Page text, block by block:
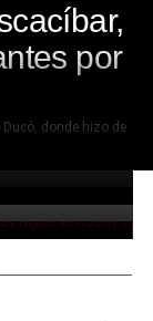
por
donde hizo de